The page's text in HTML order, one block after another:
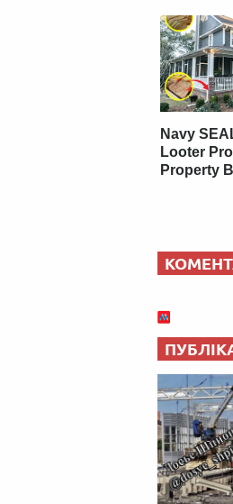
Navy
Looter
Property